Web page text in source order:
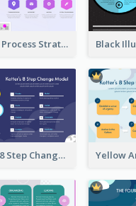
Violet Kaizen Process Strategic Analysis Design Template
Blue Kotter’s 8 Step Change Model Strategic Analysis